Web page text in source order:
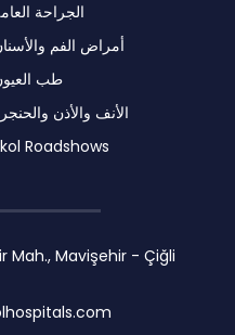
الجراحة
أمراض الفم
طب
الأنف والأذن
Roadshows